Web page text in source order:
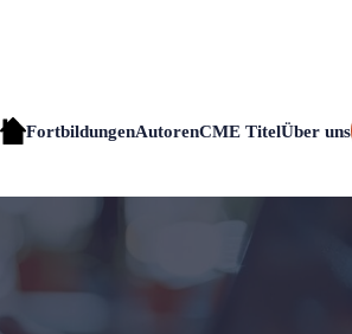
FortbildungenAutorenCME TitelÜber uns